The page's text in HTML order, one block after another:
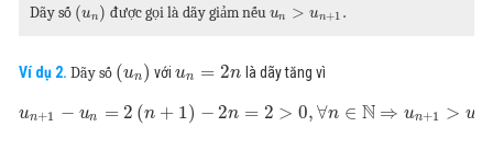
Dãy số (un ) được gọi là dãy giảm nếu un > un+1 .
Ví dụ 2. Dãy số (un) với un = 2n là dãy tăng vì
un+1 − un = 2 (n + 1) − 2n = 2 > 0, ∀n ∈ N ⇒ un+1 > u